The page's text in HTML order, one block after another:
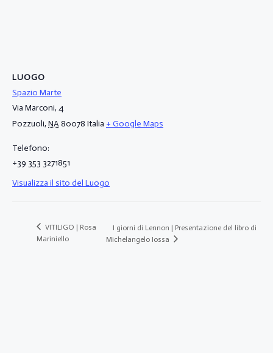
LUOGO
Spazio Marte
Via Marconi, 4
Pozzuoli, NA80078 Italia + Google Maps
Telefono:
+39 353 3271851
Visualizza il sito del Luogo
VITILIGO | Rosa
Mariniello
I giorni di Lennon | Presentazione del libro di
Michelangelo Iossa